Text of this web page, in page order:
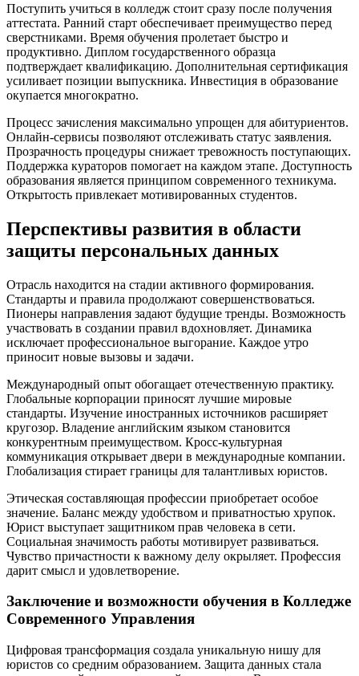
Поступить учиться в колледж стоит сразу после получения
аттестата. Ранний старт обеспечивает преимущество перед
сверстниками. Время обучения пролетает быстро и
продуктивно. Диплом государственного образца
подтверждает квалификацию. Дополнительная сертификация
усиливает позиции выпускника. Инвестиция в образование
окупается многократно.
Процесс зачисления максимально упрощен для абитуриентов.
Онлайн-сервисы позволяют отслеживать статус заявления.
Прозрачность процедуры снижает тревожность поступающих.
Поддержка кураторов помогает на каждом этапе. Доступность
образования является принципом современного техникума.
Открытость привлекает мотивированных студентов.
Перспективы развития в области
защиты персональных данных
Отрасль находится на стадии активного формирования.
Стандарты и правила продолжают совершенствоваться.
Пионеры направления задают будущие тренды. Возможность
участвовать в создании правил вдохновляет. Динамика
исключает профессиональное выгорание. Каждое утро
приносит новые вызовы и задачи.
Международный опыт обогащает отечественную практику.
Глобальные корпорации приносят лучшие мировые
стандарты. Изучение иностранных источников расширяет
кругозор. Владение английским языком становится
конкурентным преимуществом. Кросс-культурная
коммуникация открывает двери в международные компании.
Глобализация стирает границы для талантливых юристов.
Этическая составляющая профессии приобретает особое
значение. Баланс между удобством и приватностью хрупок.
Юрист выступает защитником прав человека в сети.
Социальная значимость работы мотивирует развиваться.
Чувство причастности к важному делу окрыляет. Профессия
дарит смысл и удовлетворение.
Заключение и возможности обучения в Колледже
Современного Управления
Цифровая трансформация создала уникальную нишу для
юристов со средним образованием. Защита данных стала